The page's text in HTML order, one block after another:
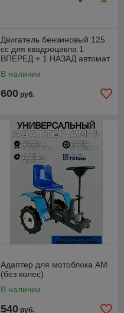
Двигатель бензиновый 125
сс для квадроцикла 1
ВПЕРЕД + 1 НАЗАД автомат
В наличии
600 руб.
Адаптер для мотоблока АМ
(без колес)
В наличии
540 руб.